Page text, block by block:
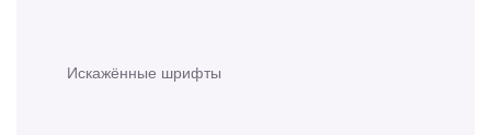
Искажённые шрифты